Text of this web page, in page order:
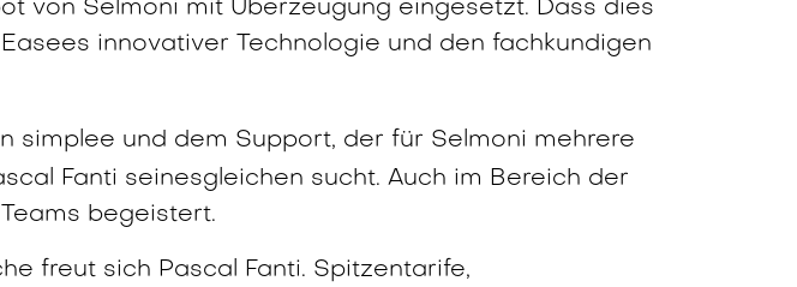
von Selmoni mit Überzeugung eingesetzt. Dass dies
innovativer Technologie und den fachkundigen
simplee und dem Support, der für Selmoni mehrere
Fanti seinesgleichen sucht. Auch im Bereich der
begeistert.
freut sich Pascal Fanti. Spitzentarife,